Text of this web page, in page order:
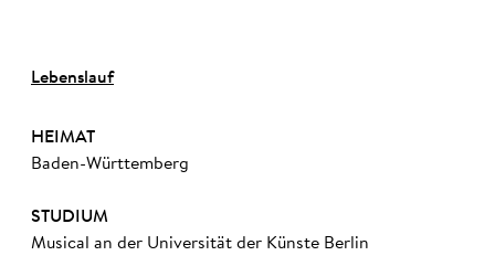
Lebenslauf
HEIMAT
Baden-Württemberg
STUDIUM
Musical an der Universität der Künste Berlin